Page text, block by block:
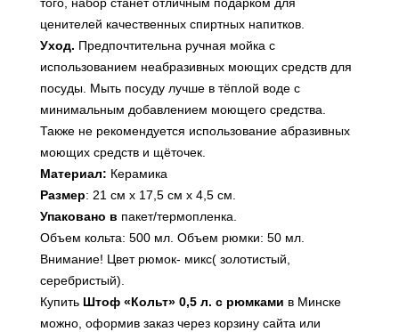
того, набор станет отличным подарком для
ценителей качественных спиртных напитков.
Уход. Предпочтительна ручная мойка с
использованием неабразивных моющих средств для
посуды. Мыть посуду лучше в тёплой воде с
минимальным добавлением моющего средства.
Также не рекомендуется использование абразивных
моющих средств и щёточек.
Материал: Керамика
Размер: 21 см х 17,5 см х 4,5 см.
Упаковано в пакет/термопленка.
Объем кольта: 500 мл. Объем рюмки: 50 мл.
Внимание! Цвет рюмок- микс( золотистый,
серебристый).
Купить Штоф «Кольт» 0,5 л. с рюмками в Минске
можно, оформив заказ через корзину сайта или